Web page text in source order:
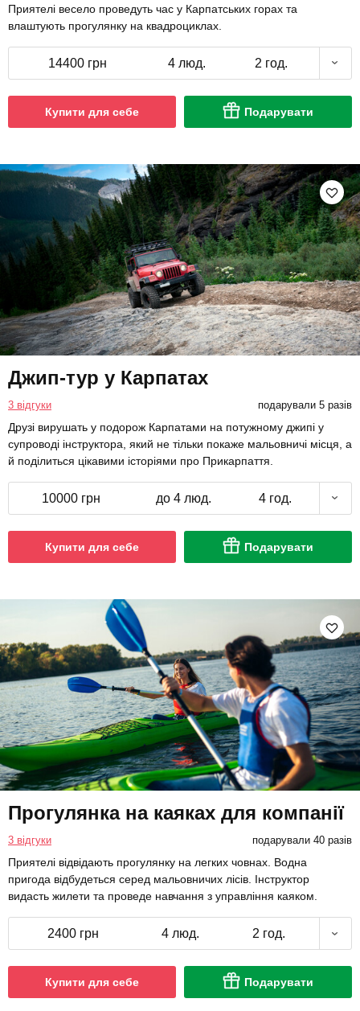
Приятелі весело проведуть час у Карпатських горах та
влаштують прогулянку на квадроциклах.
14400 грн 4 люд. 2 год.
Купити для себе Подарувати
Джип-тур у Карпатах
3 відгуки подарували 5 разів
Друзі вирушать у подорож Карпатами на потужному джипі у
супроводі інструктора, який не тільки покаже мальовничі місця, а
й поділиться цікавими історіями про Прикарпаття.
10000 грн до 4 люд. 4 год.
Купити для себе Подарувати
Прогулянка на каяках для компанії
3 відгуки подарували 40 разів
Приятелі відвідають прогулянку на легких човнах. Водна
пригода відбудеться серед мальовничих лісів. Інструктор
видасть жилети та проведе навчання з управління каяком.
2400 грн 4 люд. 2 год.
Купити для себе Подарувати